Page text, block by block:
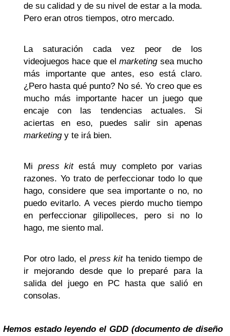
de su calidad y de su nivel de estar a la moda.
Pero eran otros tiempos, otro mercado.
La saturación cada vez peor de los
videojuegos hace que elmarketingsea mucho
más importante que antes, eso está claro.
¿Pero hasta qué punto? No sé. Yo creo que es
mucho más importante hacer un juego que
encaje con las tendencias actuales. Si
aciertas en eso, puedes salir sin apenas
marketingy te irá bien.
Mi press kitestá muy completo por varias
razones. Yo trato de perfeccionar todo lo que
hago, considere que sea importante o no, no
puedo evitarlo. A veces pierdo mucho tiempo
en perfeccionar gilipolleces, pero si no lo
hago, me siento mal.
Por otro lado, el press kitha tenido tiempo de
ir mejorando desde que lo preparé para la
salida del juego en PC hasta que salió en
consolas.
Hemos estado leyendo el GDD (documento de diseño